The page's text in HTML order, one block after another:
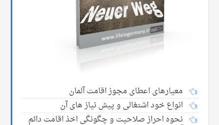
معیارهای اعطای مجوز اقامت آلمان
انواع خود اشتغالی و پیش نیاز های آن
نحوه احراز صلاحیت و چگونگی اخذ اقامت دائم